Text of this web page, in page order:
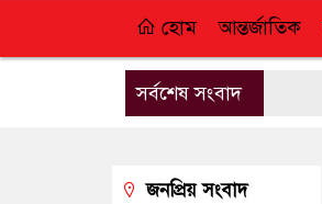
হোম আন্তর্জাতিক
সর্বশেষ সংবাদ
জনপ্রিয় সংবাদ